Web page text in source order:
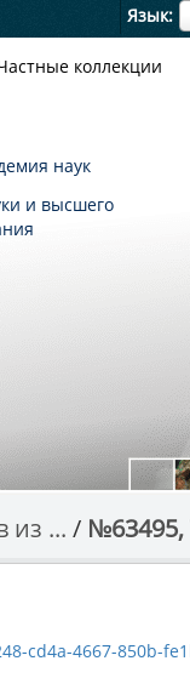
Язык
коллекции
наук
и высшего
из ... №63495,
850b-